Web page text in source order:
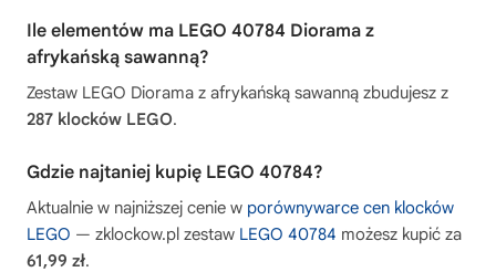
Ile elementów ma LEGO 40784 Diorama z
afrykańską sawanną?
Zestaw LEGO Diorama z afrykańską sawanną zbudujesz z
287 klocków LEGO.
Gdzie najtaniej kupię LEGO 40784?
Aktualnie w najniższej cenie w porównywarce cen klocków
LEGO — zklockow.pl zestaw LEGO 40784 możesz kupić za
61,99 zł.